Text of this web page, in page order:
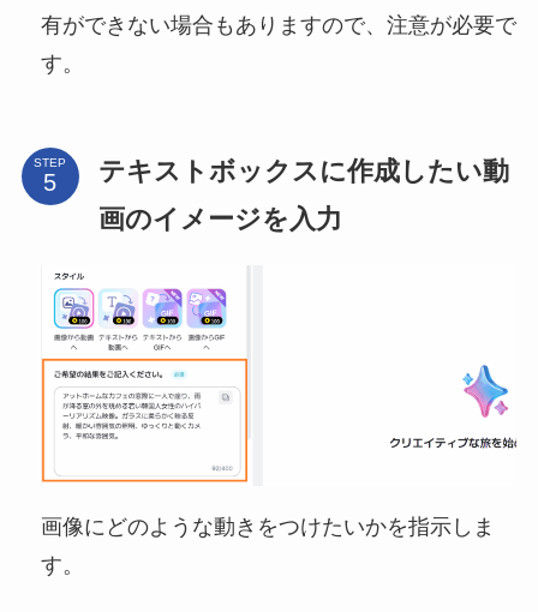
有ができない場合もありますので、注意が必要で
す。
STEP
テキストボックスに作成したい動
画のイメージを入力
画像にどのような動きをつけたいかを指示しま
す。